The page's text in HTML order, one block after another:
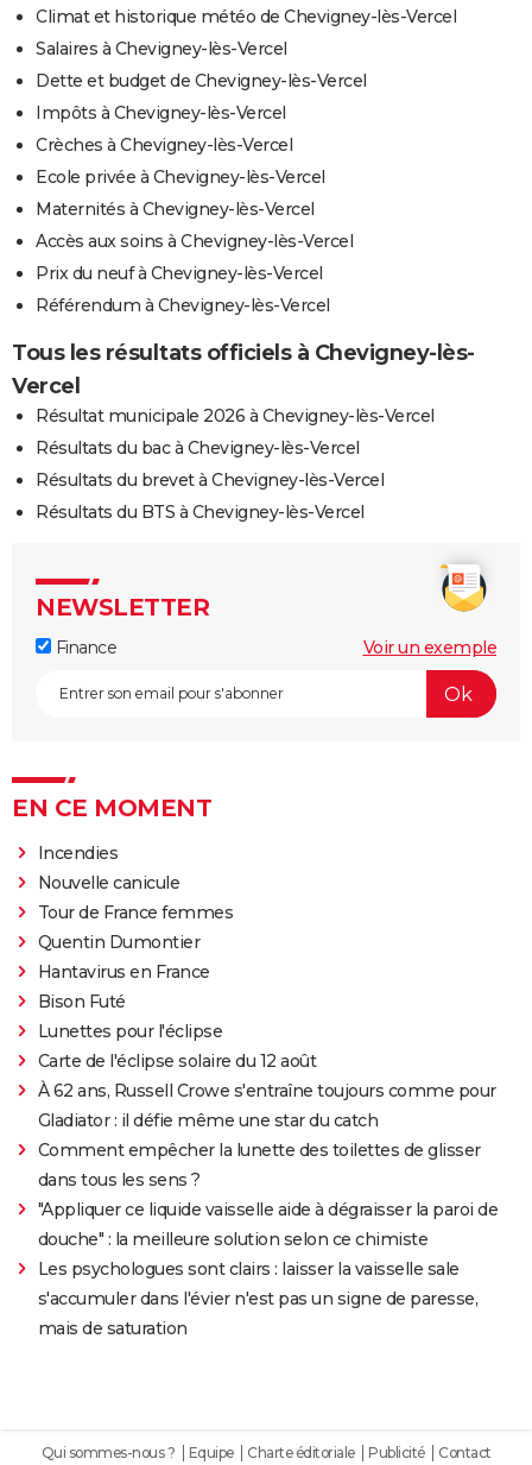
Climat et historique météo de Chevigney-lès-Vercel
Salaires à Chevigney-lès-Vercel
Dette et budget de Chevigney-lès-Vercel
Impôts à Chevigney-lès-Vercel
Crèches à Chevigney-lès-Vercel
Ecole privée à Chevigney-lès-Vercel
Maternités à Chevigney-lès-Vercel
Accès aux soins à Chevigney-lès-Vercel
Prix du neuf à Chevigney-lès-Vercel
Référendum à Chevigney-lès-Vercel
Tous les résultats officiels à Chevigney-lès-
Vercel
Résultat municipale 2026 à Chevigney-lès-Vercel
Résultats du bac à Chevigney-lès-Vercel
Résultats du brevet à Chevigney-lès-Vercel
Résultats du BTS à Chevigney-lès-Vercel
NEWSLETTER
Finance Voir un exemple
EN CE MOMENT
Incendies
Nouvelle canicule
Tour de France femmes
Quentin Dumontier
Hantavirus en France
Bison Futé
Lunettes pour l'éclipse
Carte de l'éclipse solaire du 12 août
À 62 ans, Russell Crowe s'entraîne toujours comme pour
Gladiator : il défie même une star du catch
Comment empêcher la lunette des toilettes de glisser
dans tous les sens ?
"Appliquer ce liquide vaisselle aide à dégraisser la paroi de
douche" : la meilleure solution selon ce chimiste
Les psychologues sont clairs : laisser la vaisselle sale
s'accumuler dans l'évier n'est pas un signe de paresse,
mais de saturation
Qui sommes-nous ? Equipe Charte éditoriale Publicité Contact